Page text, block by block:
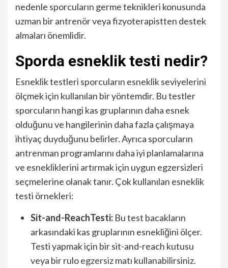
nedenle sporcuların germe teknikleri konusunda
uzman bir antrenör veya fizyoterapistten destek
almaları önemlidir.
Sporda esneklik testi nedir?
Esneklik testleri sporcuların esneklik seviyelerini
ölçmek için kullanılan bir yöntemdir. Bu testler
sporcuların hangi kas gruplarının daha esnek
olduğunu ve hangilerinin daha fazla çalışmaya
ihtiyaç duyduğunu belirler. Ayrıca sporcuların
antrenman programlarını daha iyi planlamalarına
ve esnekliklerini artırmak için uygun egzersizleri
seçmelerine olanak tanır. Çok kullanılan esneklik
testi örnekleri:
Sit-and-ReachTesti: Bu test bacakların
arkasındaki kas gruplarının esnekliğini ölçer.
Testi yapmak için bir sit-and-reach kutusu
veya bir ruloegzersizmatı kullanabilirsiniz.